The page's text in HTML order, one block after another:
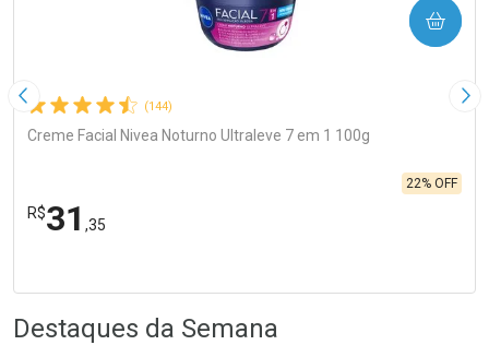
Imagem Anterior (144)
Creme Facial Nivea Noturno Ultraleve 7 em 1 100g
R$31 ,35
22% OFF
COMPRAR
Laboratório
Destaques da Semana